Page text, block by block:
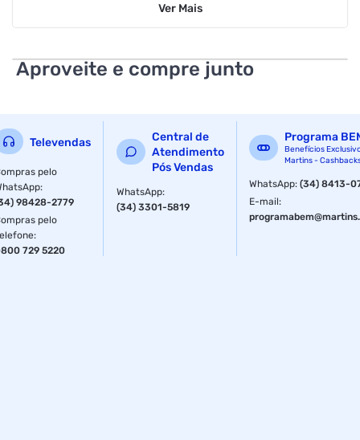
Ver Mais
Aproveite e compre junto
Televendas
pelo
:
98428-2779
pelo
:
729 5220
Central de
Atendimento
Pós Vendas
WhatsApp:
(34) 3301-5819
Programa
Benefícios
Martins -
WhatsApp:(34) 8413-
E-mail: